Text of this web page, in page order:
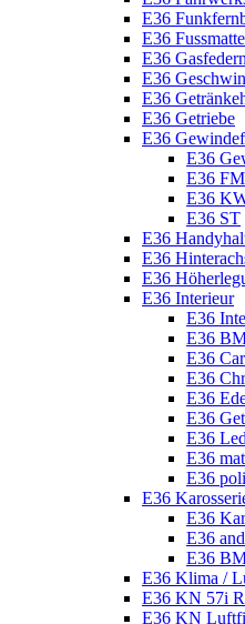
E36
E36
E36 Gasfedern
E36
E36
E36 Getriebe
E36
E36
E36
E36
E36 ST
E36
E36
E36
E36 Interieur
E36
E36
E36
E36
E36
E36
E36
E36
E36
E36
E36
E36
E36
E36 Klima /
E36 KN 57i
E36 KN